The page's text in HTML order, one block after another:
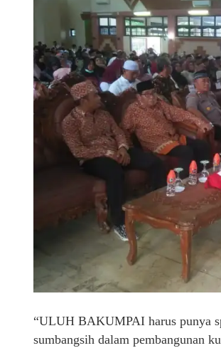
“ULUH BAKUMPAI harus punya
sumbangsih dalam pembangunan